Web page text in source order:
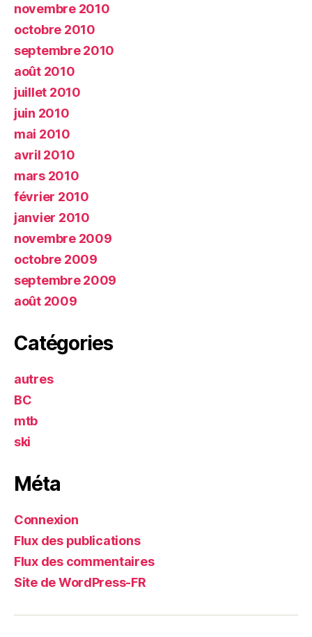
novembre 2010
octobre 2010
septembre 2010
août 2010
juillet 2010
juin 2010
mai 2010
avril 2010
mars 2010
février 2010
janvier 2010
novembre 2009
octobre 2009
septembre 2009
août 2009
Catégories
autres
BC
mtb
ski
Méta
Connexion
Flux des publications
Flux des commentaires
Site de WordPress-FR